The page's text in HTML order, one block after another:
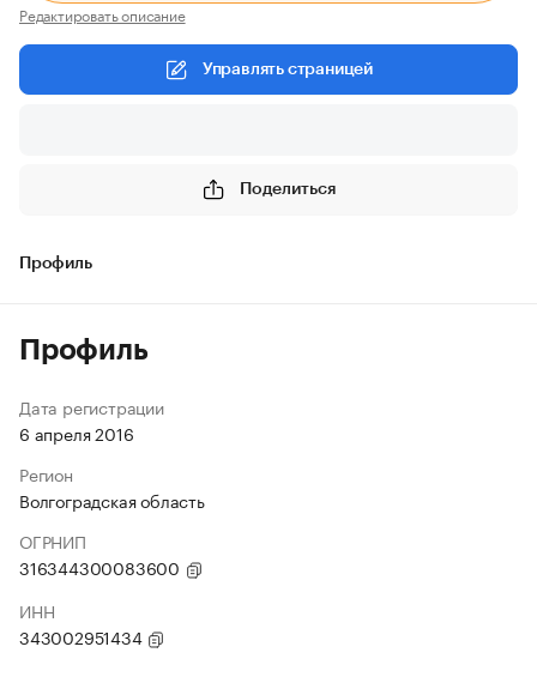
Редактировать описание
Управлять страницей
Поделиться
Профиль
Профиль
Дата регистрации
6 апреля 2016
Регион
Волгоградская область
ОГРНИП
316344300083600
ИНН
343002951434